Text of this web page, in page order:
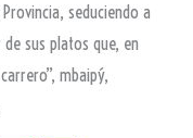
seduciendo a
sus platos que, en
mbaipý,